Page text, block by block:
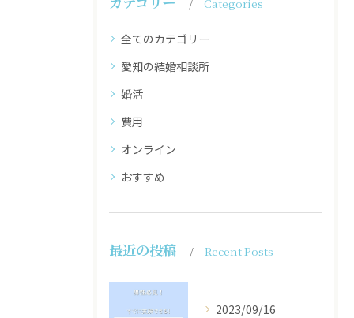
Categories
全てのカテゴリー
愛知の結婚相談所
婚活
費用
オンライン
おすすめ
最近の投稿 Recent Posts
2023/09/16